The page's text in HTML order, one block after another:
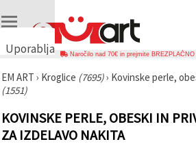
Uporabljamo
🍪
Uporabljamo
podobne
tehnologije,
da
Naročilo nad 70€ in prejmite BREZPLAČNO
EM ART › Kroglice (7695)› Kovinske perle,
(1551)
KOVINSKE PERLE, OBESKI IN
ZA IZDELAVO NAKITA